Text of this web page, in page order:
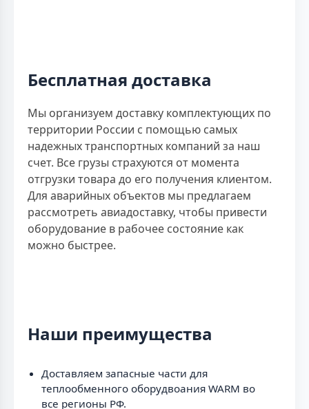
Бесплатная доставка
Мы организуем доставку комплектующих по
территории России с помощью самых
надежных транспортных компаний за наш
счет. Все грузы страхуются от момента
отгрузки товара до его получения клиентом.
Для аварийных объектов мы предлагаем
рассмотреть авиадоставку, чтобы привести
оборудование в рабочее состояние как
можно быстрее.
Наши преимущества
Доставляем запасные части для
теплообменного оборудвоания WARM во
все регионы РФ.